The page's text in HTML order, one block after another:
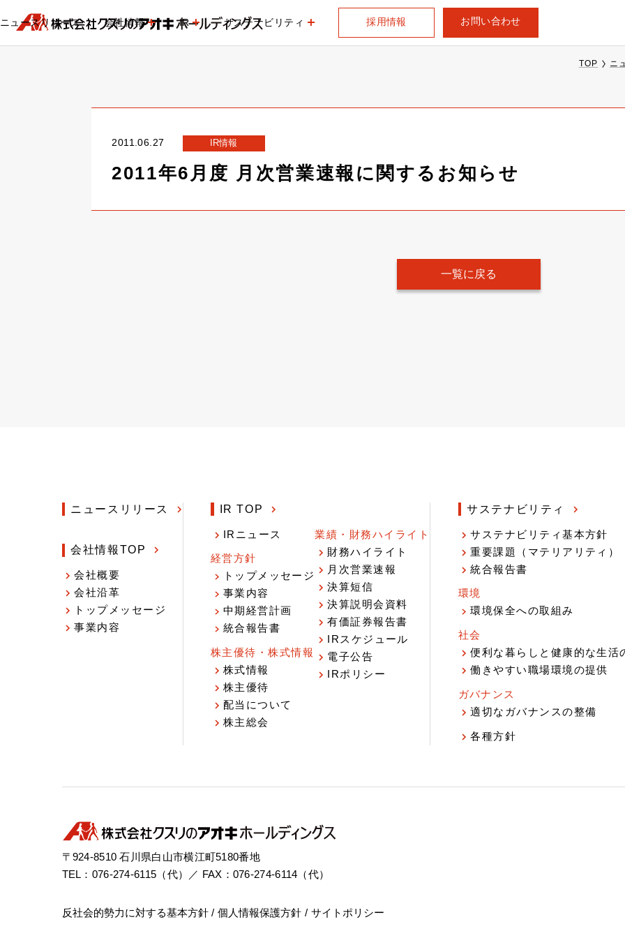
ニュースリリース 会社情報 IR サステナビリティ 採用情報 お問い合わせ
TOP ニ
2011.06.27 IR情報
2011年6月度 月次営業速報に関するお知らせ
一覧に戻る
ニュースリリース
会社情報TOP
会社概要
会社沿革
トップメッセージ
事業内容
IR TOP
IRニュース
経営方針
トップメッセージ
事業内容
中期経営計画
統合報告書
株主優待・株式情報
株式情報
株主優待
配当について
株主総会
業績・財務ハイライト
財務ハイライト
月次営業速報
決算短信
決算説明会資料
有価証券報告書
IRスケジュール
電子公告
IRポリシー
サステナビリティ
サステナビリティ基本方針
重要課題（マテリアリティ）
統合報告書
環境
環境保全への取組み
社会
便利な暮らしと健康的な生活
働きやすい職場環境の提供
ガバナンス
適切なガバナンスの整備
各種方針
〒924-8510 石川県白山市横江町5180番地
TEL：076-274-6115（代）／ FAX：076-274-6114（代）
反社会的勢力に対する基本方針 個人情報保護方針 サイトポリシー